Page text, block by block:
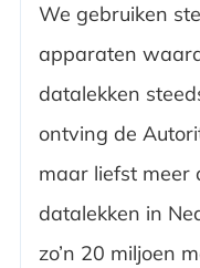
We gebruiken
apparaten
datalekken
ontving de
maar liefst meer
datalekken in
zo’n 20 miljoen